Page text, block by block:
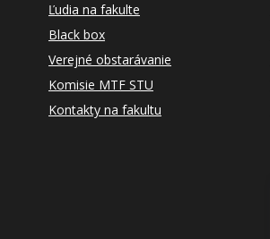
Ľudia na fakulte
Black box
Verejné obstarávanie
Komisie MTF STU
Kontakty na fakultu